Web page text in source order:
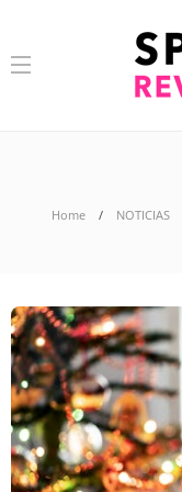
Home NOTICIAS